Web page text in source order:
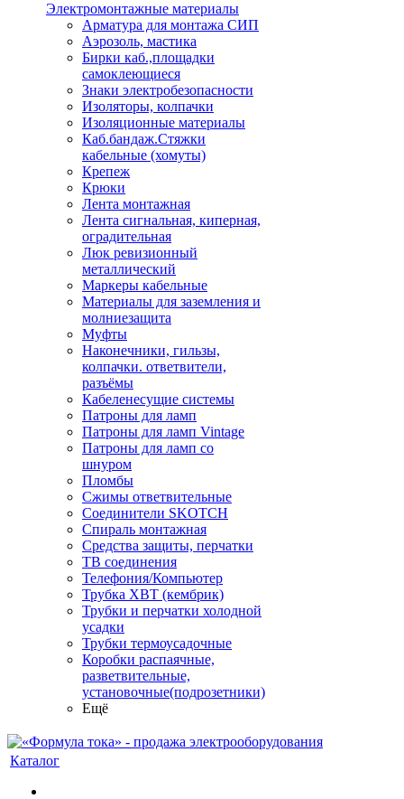
Электромонтажные материалы
Арматура для монтажа СИП
Аэрозоль, мастика
Бирки каб.,площадки
самоклеющиеся
Знаки электробезопасности
Изоляторы, колпачки
Изоляционные материалы
Каб.бандаж.Стяжки
кабельные (хомуты)
Крепеж
Крюки
Лента монтажная
Лента сигнальная, киперная,
оградительная
Люк ревизионный
металлический
Маркеры кабельные
Материалы для заземления и
молниезащита
Муфты
Наконечники, гильзы,
колпачки. ответвители,
разъёмы
Кабеленесущие системы
Патроны для ламп
Патроны для ламп Vintage
Патроны для ламп со
шнуром
Пломбы
Сжимы ответвительные
Соединители SKOTCH
Спираль монтажная
Средства защиты, перчатки
ТВ соединения
Телефония/Компьютер
Трубка ХВТ (кембрик)
Трубки и перчатки холодной
усадки
Трубки термоусадочные
Коробки распаячные,
разветвительные,
установочные(подрозетники)
Ещё
Каталог